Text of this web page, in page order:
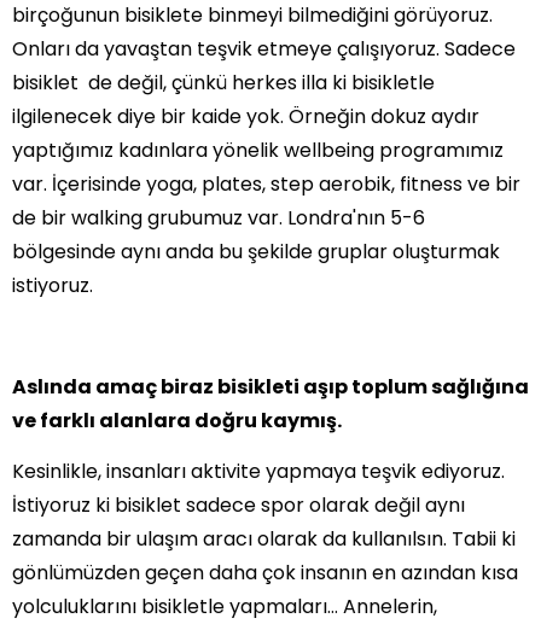
birçoğunun bisiklete binmeyi bilmediğini görüyoruz.
Onları da yavaştan teşvik etmeye çalışıyoruz. Sadece
bisiklet de değil, çünkü herkes illa ki bisikletle
ilgilenecek diye bir kaide yok. Örneğin dokuz aydır
yaptığımız kadınlara yönelik wellbeing programımız
var. İçerisinde yoga, plates, step aerobik, fitness ve bir
de bir walking grubumuz var. Londra'nın 5-6
bölgesinde aynı anda bu şekilde gruplar oluşturmak
istiyoruz.
Aslında amaç biraz bisikleti aşıp toplum sağlığına
ve farklı alanlara doğru kaymış.
Kesinlikle, insanları aktivite yapmaya teşvik ediyoruz.
İstiyoruz ki bisiklet sadece spor olarak değil aynı
zamanda bir ulaşım aracı olarak da kullanılsın. Tabii ki
gönlümüzden geçen daha çok insanın en azından kısa
yolculuklarını bisikletle yapmaları… Annelerin,